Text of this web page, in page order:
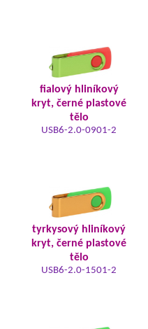
fialový hliníkový
kryt, černé plastové
tělo
USB6-2.0-0901-2
tyrkysový hliníkový
kryt, černé plastové
tělo
USB6-2.0-1501-2